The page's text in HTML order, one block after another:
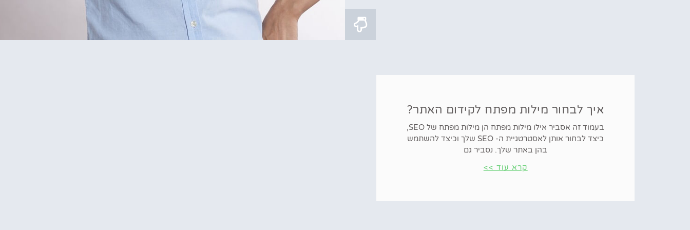
איך לבחור מילות מפתח לקידום האתר?
בעמוד זה אסביר אילו מילות מפתח הן מילות מפתח של SEO,
כיצד לבחור אותן לאסטרטגיית ה- SEO שלך וכיצד להשתמש
בהן באתר שלך. נסביר גם
קרא עוד >>